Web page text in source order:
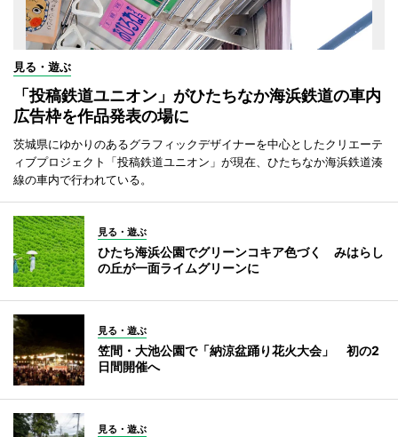
見る・遊ぶ
「投稿鉄道ユニオン」がひたちなか海浜鉄道の車内
広告枠を作品発表の場に
茨城県にゆかりのあるグラフィックデザイナーを中心としたクリエーテ
ィブプロジェクト「投稿鉄道ユニオン」が現在、ひたちなか海浜鉄道湊
線の車内で行われている。
見る・遊ぶ
ひたち海浜公園でグリーンコキア色づく みはらし
の丘が一面ライムグリーンに
見る・遊ぶ
笠間・大池公園で「納涼盆踊り花火大会」 初の2
日間開催へ
見る・遊ぶ